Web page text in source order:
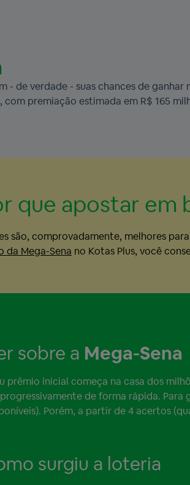
- de verdade - suas chances de
premiação estimada em R$ 165
que apostar em
são, comprovadamente, melhores
da Mega-Sena no Kotas Plus, você
sobre a Mega-Sena
prêmio inicial começa na casa dos
de forma rápida. Para
Porém, a partir de 4 acertos
surgiu a loteria